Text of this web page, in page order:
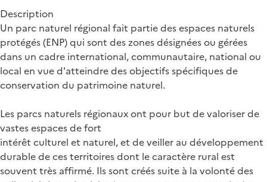
Description
Un parc naturel régional fait partie des espaces naturels
protégés (ENP) qui sont des zones désignées ou gérées
dans un cadre international, communautaire, national ou
local en vue d'atteindre des objectifs spécifiques de
conservation du patrimoine naturel.
Les parcs naturels régionaux ont pour but de valoriser de
vastes espaces de fort
intérêt culturel et naturel, et de veiller au développement
durable de ces territoires dont le caractère rural est
souvent très affirmé. Ils sont créés suite à la volonté des